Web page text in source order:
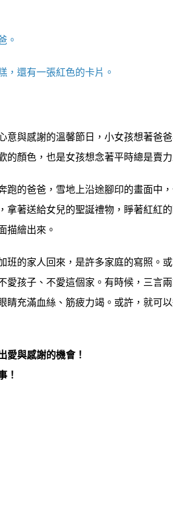
。
還有一張紅色的卡片。
與感謝的溫馨節日，小女孩想著爸
顏色，也是女孩想念著平時總是賣
的爸爸，雪地上沿途腳印的畫面中
拿著送給女兒的聖誕禮物，睜著紅紅
描繪出來。
的家人回來，是許多家庭的寫照。
愛孩子、不愛這個家。有時候，三言
睛充滿血絲、筋疲力竭。或許，就可
愛與感謝的機會！
！